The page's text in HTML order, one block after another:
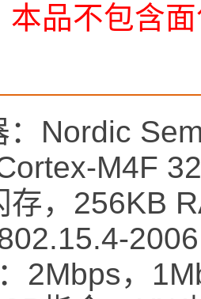
本品不包含
：Nordic
M4F
存，256KB
2Mbps，